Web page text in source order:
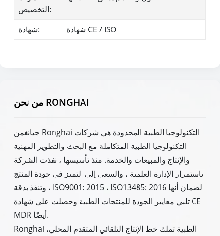
التخصيص:
شهادة: شهادة CE / ISO
من نحن RONGHAI
جيانغمن Ronghai التكنولوجيا الطبية المحدودة هي شركات
التكنولوجيا الطبية المتكاملة مع البحث والتطوير المهنية
والإنتاج والمبيعات والخدمة. منذ تأسيسها ، نفذت الشركة
باستمرار الإدارة العلمية ، والسعي إلى التميز في جودة المنتج
، وتنفذ بدقة ISO9001: 2015 ، ISO13485: 2016 لضمان أنها
تلبي معايير الجودة للمنتجات الطبية وحصلت على شهادة CE
MDR أيضًا.
Ronghai الطبية تملك خط الإنتاج التلقائي المتقدم المحلي،